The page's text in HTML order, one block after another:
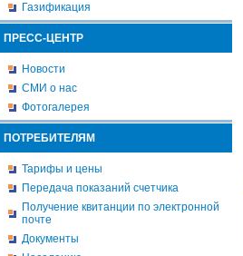
Газификация
ПРЕСС-ЦЕНТР
Новости
СМИ о нас
Фотогалерея
ПОТРЕБИТЕЛЯМ
Тарифы и цены
Передача показаний счетчика
Получение квитанции по электронной
почте
Документы